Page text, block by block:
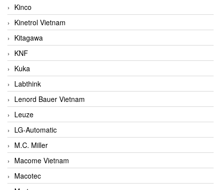
Kinco
Kinetrol Vietnam
Kitagawa
KNF
Kuka
Labthink
Lenord Bauer Vietnam
Leuze
LG-Automatic
M.C. Miller
Macome Vietnam
Macotec